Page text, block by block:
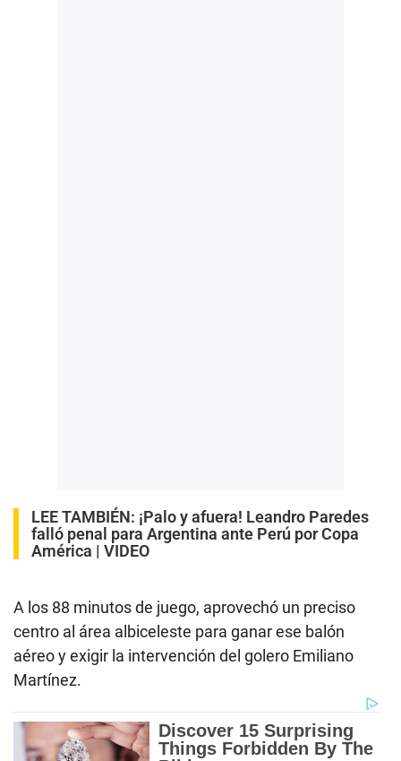
LEE TAMBIÉN: ¡Palo y afuera! Leandro Paredes
falló penal para Argentina ante Perú por Copa
América | VIDEO
A los 88 minutos de juego, aprovechó un preciso
centro al área albiceleste para ganar ese balón
aéreo y exigir la intervención del golero Emiliano
Martínez.